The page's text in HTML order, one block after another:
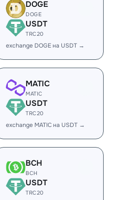
DOGE
DOGE
USDT
TRC20
exchange DOGE на USDT →
MATIC
MATIC
USDT
TRC20
exchange MATIC на USDT →
BCH
BCH
USDT
TRC20